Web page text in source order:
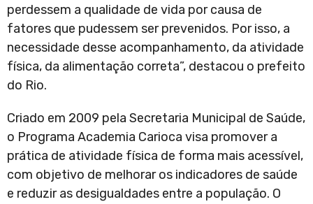
perdessem a qualidade de vida por causa de
fatores que pudessem ser prevenidos. Por isso, a
necessidade desse acompanhamento, da atividade
física, da alimentação correta”, destacou o prefeito
do Rio.
Criado em 2009 pela Secretaria Municipal de Saúde,
o Programa Academia Carioca visa promover a
prática de atividade física de forma mais acessível,
com objetivo de melhorar os indicadores de saúde
e reduzir as desigualdades entre a população. O